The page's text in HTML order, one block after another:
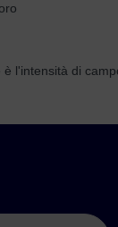
l'intensità di